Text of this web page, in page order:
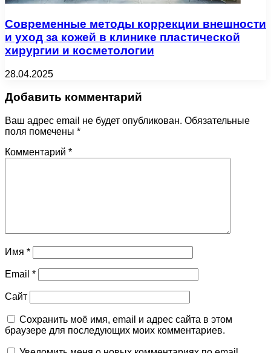
Современные методы коррекции внешности
и уход за кожей в клинике пластической
хирургии и косметологии
28.04.2025
Добавить комментарий
Ваш адрес email не будет опубликован. Обязательные
поля помечены *
Комментарий *
Имя *
Email *
Сайт
Сохранить моё имя, email и адрес сайта в этом
браузере для последующих моих комментариев.